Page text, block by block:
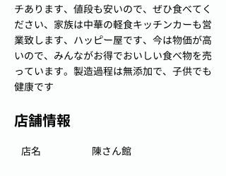
チあります、値段も安いので、ぜひ食べてく
ださい、家族は中華の軽食キッチンカーも営
業致します、ハッピー屋です、今は物価が高
いので、みんながお得でおいしい食べ物を売
っています。製造過程は無添加で、子供でも
健康です
店舗情報
陳さん館
店名